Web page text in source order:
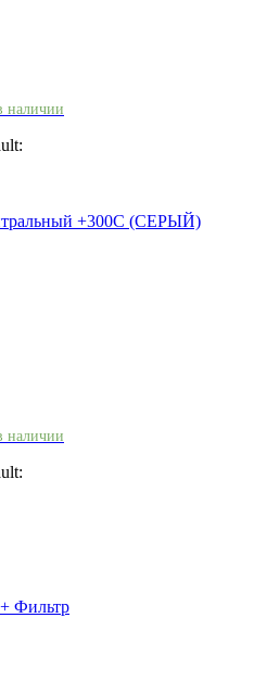
наличии
+300С (СЕРЫЙ)
наличии
Фильтр